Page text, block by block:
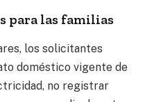
para las familias
los solicitantes
doméstico vigente de
no registrar